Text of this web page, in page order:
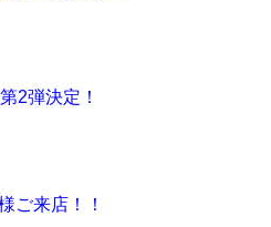
2弾決定！
ご来店！！